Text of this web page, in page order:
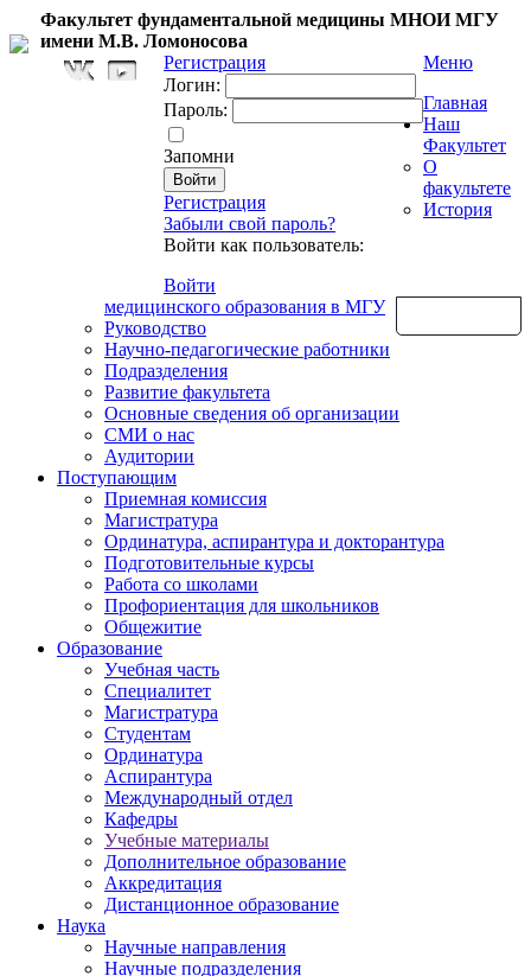
Факультет фундаментальной медицины МНОИ МГУ
имени М.В. Ломоносова
Регистрация
Логин:
Пароль:
Запомни
Регистрация
Забыли свой пароль?
Войти как пользователь:
Войти
Меню
Главная
Наш
Факультет
О
факультете
История
медицинского образования в МГУ
Руководство
Научно-педагогические работники
Подразделения
Развитие факультета
Основные сведения об организации
СМИ о нас
Аудитории
Поступающим
Приемная комиссия
Магистратура
Ординатура, аспирантура и докторантура
Подготовительные курсы
Работа со школами
Профориентация для школьников
Общежитие
Образование
Учебная часть
Специалитет
Магистратура
Студентам
Ординатура
Аспирантура
Международный отдел
Кафедры
Учебные материалы
Дополнительное образование
Аккредитация
Дистанционное образование
Наука
Научные направления
Научные подразделения